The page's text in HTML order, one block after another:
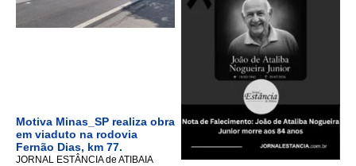
Motiva Minas_SP realiza obra
em viaduto na rodovia
Fernão Dias, km 77.
JORNAL ESTÂNCIA de ATIBAIA